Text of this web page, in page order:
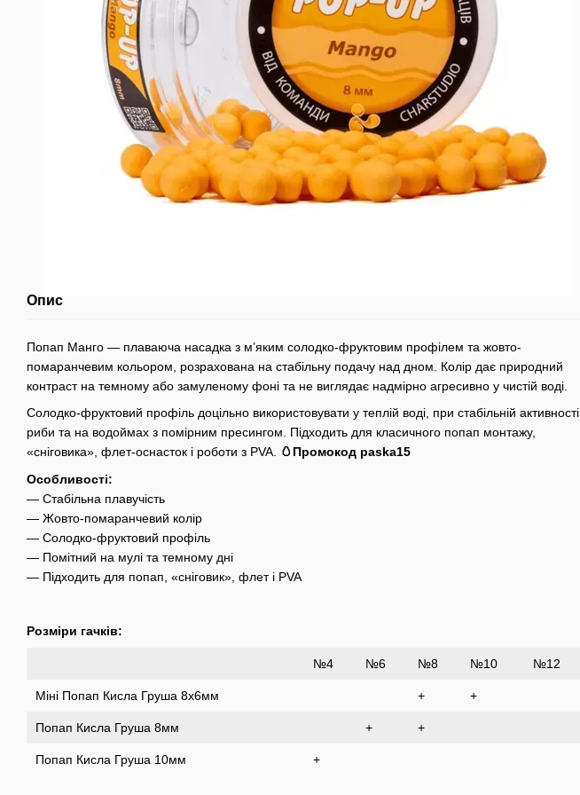
Опис
Попап Манго — плаваюча насадка з м’яким солодко-фруктовим профілем та жовто-
помаранчевим кольором, розрахована на стабільну подачу над дном. Колір дає природний
контраст на темному або замуленому фоні та не виглядає надмірно агресивно у чистій воді.
Солодко-фруктовий профіль доцільно використовувати у теплій воді, при стабільній активності
риби та на водоймах з помірним пресингом. Підходить для класичного попап монтажу,
«сніговика», флет-оснасток і роботи з PVA. 🥚 Промокод paska15
Особливості:
— Стабільна плавучість
— Жовто-помаранчевий колір
— Солодко-фруктовий профіль
— Помітний на мулі та темному дні
— Підходить для попап, «сніговик», флет і PVA
Розміри гачків:
№4 №6 №8 №10 №12
Міні Попап Кисла Груша 8x6мм + +
Попап Кисла Груша 8мм + +
Попап Кисла Груша 10мм +